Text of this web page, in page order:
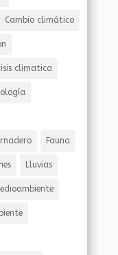
Cambio climático
climatica
Fauna
Lluvias